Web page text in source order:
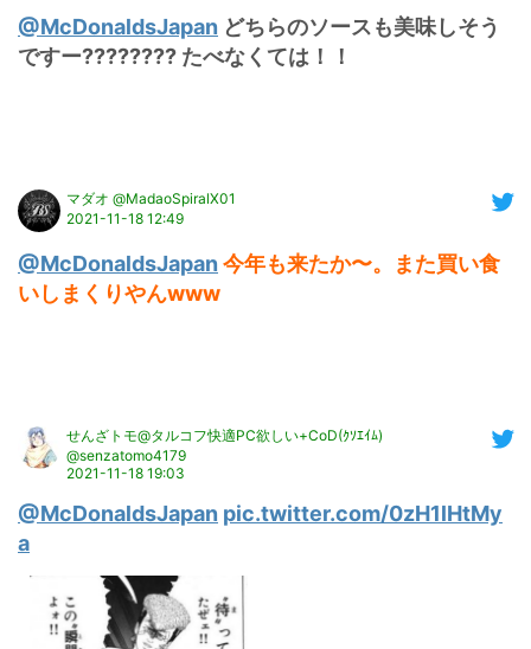
@McDonaldsJapan どちらのソースも美味しそう
ですー???????? たべなくては！！
マダオ @MadaoSpiralX01
2021-11-18 12:49
@McDonaldsJapan 今年も来たか〜。また買い食
いしまくりやんwww
せんざトモ@タルコフ快適PC欲しい+CoD(ｸｿｴｲﾑ)
@senzatomo4179
2021-11-18 19:03
@McDonaldsJapan pic.twitter.com/0zH1lHtMy
a